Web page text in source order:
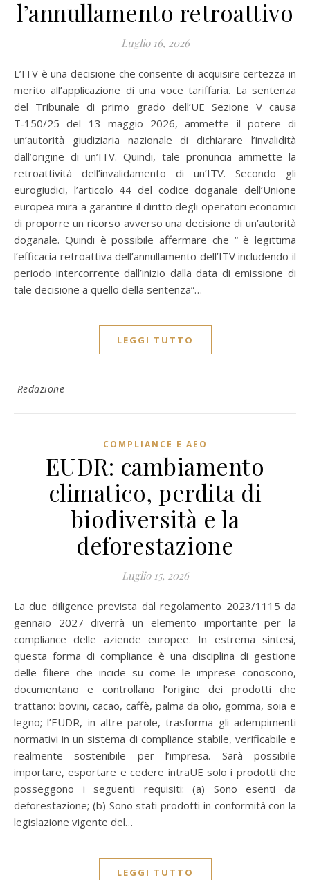
l’annullamento retroattivo
Luglio 16, 2026
L’ITV è una decisione che consente di acquisire certezza in
merito all’applicazione di una voce tariffaria. La sentenza
del Tribunale di primo grado dell’UE Sezione V causa
T‑150/25 del 13 maggio 2026, ammette il potere di
un’autorità giudiziaria nazionale di dichiarare l’invalidità
dall’origine di un’ITV. Quindi, tale pronuncia ammette la
retroattività dell’invalidamento di un’ITV. Secondo gli
eurogiudici, l’articolo 44 del codice doganale dell’Unione
europea mira a garantire il diritto degli operatori economici
di proporre un ricorso avverso una decisione di un’autorità
doganale. Quindi è possibile affermare che “ è legittima
l’efficacia retroattiva dell’annullamento dell’ITV includendo il
periodo intercorrente dall’inizio dalla data di emissione di
tale decisione a quello della sentenza”…
LEGGI TUTTO
Redazione
COMPLIANCE E AEO
EUDR: cambiamento
climatico, perdita di
biodiversità e la
deforestazione
Luglio 15, 2026
La due diligence prevista dal regolamento 2023/1115 da
gennaio 2027 diverrà un elemento importante per la
compliance delle aziende europee. In estrema sintesi,
questa forma di compliance è una disciplina di gestione
delle filiere che incide su come le imprese conoscono,
documentano e controllano l’origine dei prodotti che
trattano: bovini, cacao, caffè, palma da olio, gomma, soia e
legno; l’EUDR, in altre parole, trasforma gli adempimenti
normativi in un sistema di compliance stabile, verificabile e
realmente sostenibile per l’impresa. Sarà possibile
importare, esportare e cedere intraUE solo i prodotti che
posseggono i seguenti requisiti: (a) Sono esenti da
deforestazione; (b) Sono stati prodotti in conformità con la
legislazione vigente del…
LEGGI TUTTO